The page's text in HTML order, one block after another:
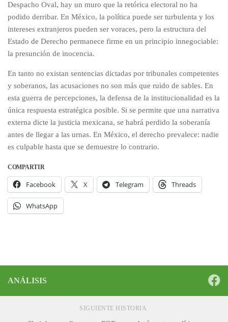
Despacho Oval, hay un muro que la retórica electoral no ha
podido derribar. En México, la política puede ser turbulenta y los
intereses extranjeros pueden ser voraces, pero la estructura del
Estado de Derecho permanece firme en un principio innegociable:
la presunción de inocencia.
​En tanto no existan sentencias dictadas por tribunales competentes
y soberanos, las acusaciones no son más que ruido de sables. En
esta guerra de percepciones, la defensa de la institucionalidad es la
única respuesta estratégica posible. Si se permite que una narrativa
externa dicte la justicia mexicana, se habrá perdido la soberanía
antes de llegar a las urnas. En México, el derecho prevalece: nadie
es culpable hasta que se demuestre lo contrario.
COMPARTIR
Facebook X Telegram Threads
WhatsApp
ANÁLISIS
SIGUIENTE HISTORIA